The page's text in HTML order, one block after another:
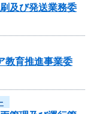
及び発送業務委
教育推進事業委